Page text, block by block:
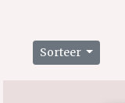
Sorteer